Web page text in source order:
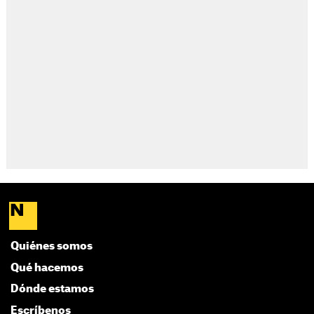
Quiénes somos
Qué hacemos
Dónde estamos
Escríbenos